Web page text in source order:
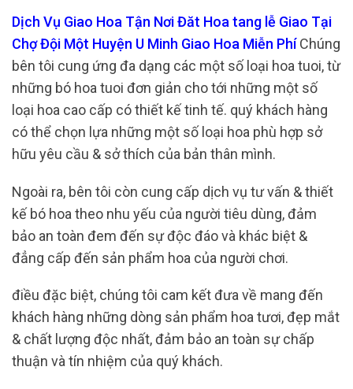
Dịch Vụ Giao Hoa Tận Nơi Đăt Hoa tang lễ Giao Tại
Chợ Đội Một Huyện U Minh Giao Hoa Miễn PhíChúng
bên tôi cung ứng đa dạng các một số loại hoa tuoi, từ
những bó hoa tuoi đơn giản cho tới những một số
loại hoa cao cấp có thiết kế tinh tế. quý khách hàng
có thể chọn lựa những một số loại hoa phù hợp sở
hữu yêu cầu & sở thích của bản thân mình.
Ngoài ra, bên tôi còn cung cấp dịch vụ tư vấn & thiết
kế bó hoa theo nhu yếu của người tiêu dùng, đảm
bảo an toàn đem đến sự độc đáo và khác biệt &
đẳng cấp đến sản phẩm hoa của người chơi.
điều đặc biệt, chúng tôi cam kết đưa về mang đến
khách hàng những dòng sản phẩm hoa tươi, đẹp mắt
& chất lượng độc nhất, đảm bảo an toàn sự chấp
thuận và tín nhiệm của quý khách.